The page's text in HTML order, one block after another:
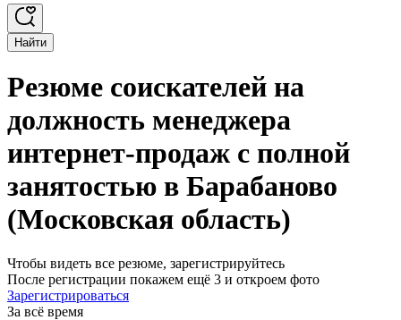
Найти
Резюме соискателей на
должность менеджера
интернет-продаж с полной
занятостью в Барабаново
(Московская область)
Чтобы видеть все резюме, зарегистрируйтесь
После регистрации покажем ещё 3 и откроем фото
Зарегистрироваться
За всё время